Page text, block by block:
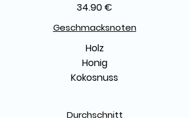
34.90 €
Geschmacksnoten
Holz
Honig
Kokosnuss
Durchschnitt